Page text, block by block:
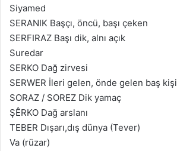
Siyamed
SERANIK Başçı, öncü, başı çeken
SERFIRAZ Başı dik, alnı açık
Suredar
SERKO Dağ zirvesi
SERWER İleri gelen, önde gelen baş kişi
SORAZ / SOREZ Dik yamaç
ŞÊRKO Dağ arslanı
TEBER Dışarı,dış dünya (Tever)
Va (rüzar)